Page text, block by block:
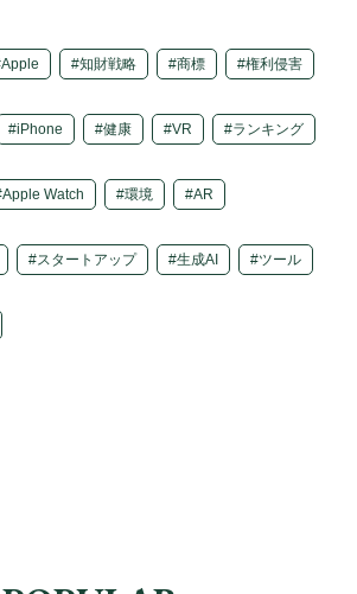
Apple 知財戦略 商標 権利侵害
iPhone 健康 VR ランキング
Apple Watch 環境 AR
スタートアップ 生成AI ツール